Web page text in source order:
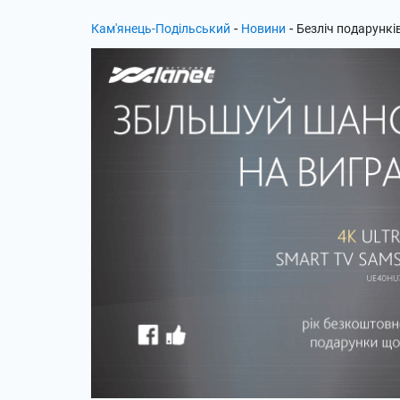
Кам'янець-Подільський - Новини - Безліч